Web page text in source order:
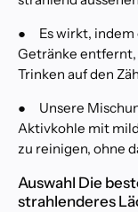
●
Es wirkt,
Getränke entfernt,
Trinken auf den
●
Unsere
Aktivkohle mit
zu reinigen, ohne
Auswahl Die
strahlenderes